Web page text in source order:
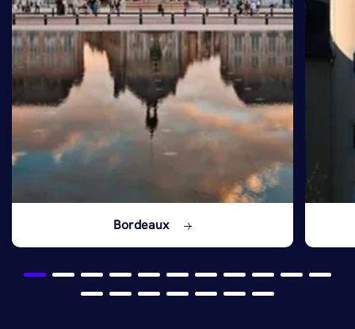
Bordeaux